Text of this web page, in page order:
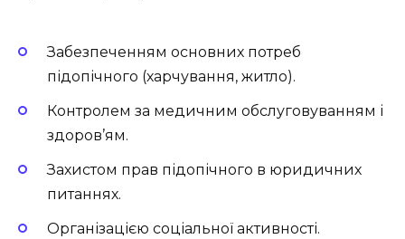
Забезпеченням основних потреб
підопічного (харчування, житло).
Контролем за медичним обслуговуванням і
здоров’ям.
Захистом прав підопічного в юридичних
питаннях.
Організацією соціальної активності.